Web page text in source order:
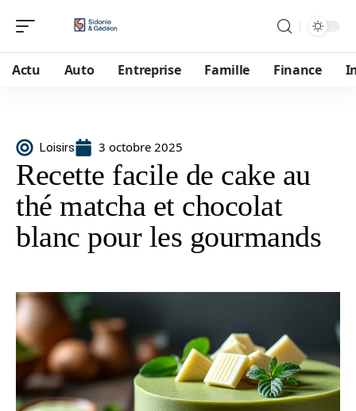
Actu Auto Entreprise Famille Finance
Loisirs 3 octobre 2025
Recette facile de cake au
thé matcha et chocolat
blanc pour les gourmands